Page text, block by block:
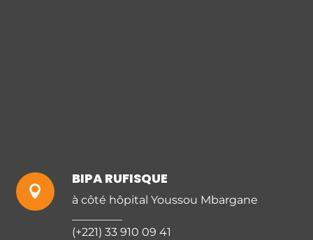

BIPA RUFISQUE
à côté hôpital Youssou Mbargane
(+221) 33 910 09 41